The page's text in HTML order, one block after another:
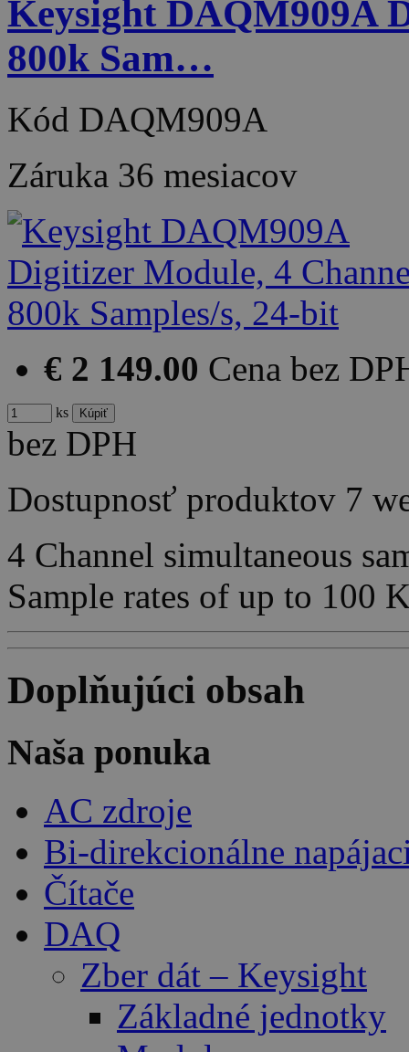
Keysight DAQM909A
800k Sam…
Kód DAQM909A
Záruka 36 mesiacov
€ 2 149.00 Cena bez
ks
bez DPH
Dostupnosť produktov 7
4 Channel simultaneous
Sample rates of up to 100
Doplňujúci obsah
Naša ponuka
AC zdroje
Bi-direkcionálne
Čítače
DAQ
Zber dát – Keysight
Základné jednotky